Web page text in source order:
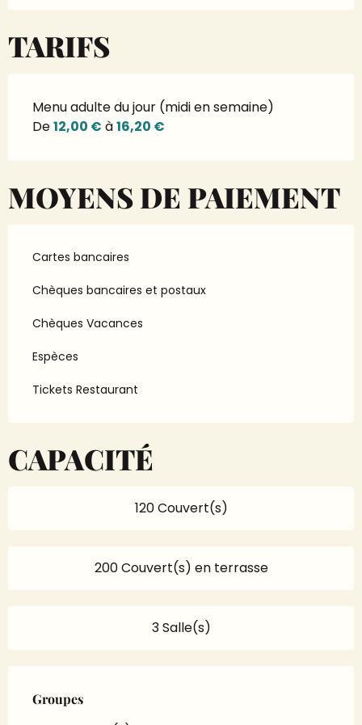
TARIFS
Menu adulte du jour (midi en semaine)
De12,00 € à16,20 €
MOYENS DE PAIEMENT
Cartes bancaires
Chèques bancaires et postaux
Chèques Vacances
Espèces
Tickets Restaurant
CAPACITÉ
120 Couvert(s)
200 Couvert(s) en terrasse
3 Salle(s)
Groupes
Groupes